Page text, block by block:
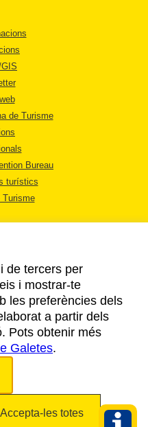
de Turisme
Bureau
turístics
Turisme
de tercers per
i mostrar-te
les preferències dels
a partir dels
Pots obtenir més
Galetes.
Accepta-les totes